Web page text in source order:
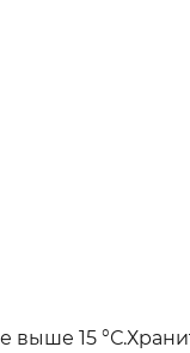
15